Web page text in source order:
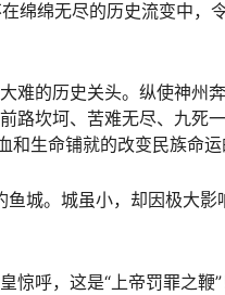
绵绵无尽的历史流变中，
难的历史关头。纵使神州
路坎坷、苦难无尽、九死
生命铺就的改变民族命运
城。城虽小，却因极大影
惊呼，这是“上帝罚罪之鞭